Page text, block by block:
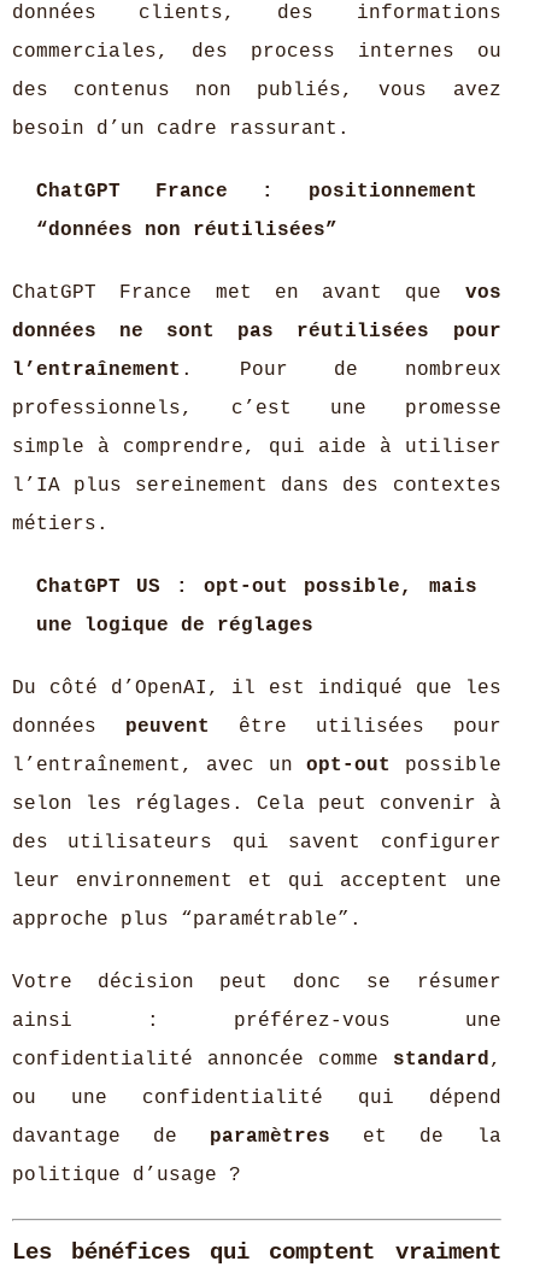
données clients, des informations
commerciales, des process internes ou
des contenus non publiés, vous avez
besoin d’un cadre rassurant.
ChatGPT France : positionnement
“données non réutilisées”
ChatGPT France met en avant que vos
données ne sont pas réutilisées pour
l’entraînement . Pour de nombreux
professionnels, c’est une promesse
simple à comprendre, qui aide à utiliser
l’IA plus sereinement dans des contextes
métiers.
ChatGPT US : opt-out possible, mais
une logique de réglages
Du côté d’OpenAI, il est indiqué que les
données peuvent
être utilisées pour
l’entraînement, avec unopt-out
possible
selon les réglages. Cela peut convenir à
des utilisateurs qui savent configurer
leur environnement et qui acceptent une
approche plus “paramétrable”.
Votre décision peut donc se résumer
ainsi : préférez-vous une
confidentialité annoncée comme standard,
ou une confidentialité qui dépend
davantage de paramètres et de la
politique d’usage ?
Les bénéfices qui comptent vraiment